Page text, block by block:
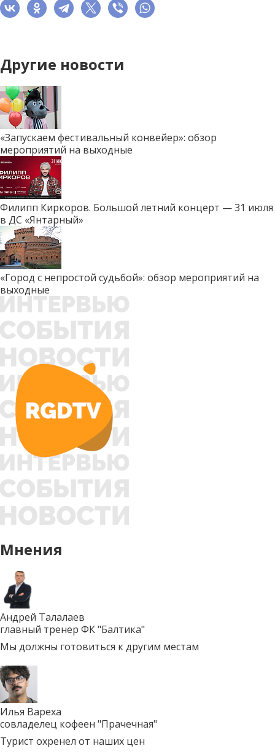
Другие новости
«Запускаем фестивальный конвейер»: обзор
мероприятий на выходные
Филипп Киркоров. Большой летний концерт — 31 июля
в ДС «Янтарный»
«Город с непростой судьбой»: обзор мероприятий на
выходные
Мнения
Андрей Талалаев
главный тренер ФК "Балтика"
Мы должны готовиться к другим местам
Илья Вареха
совладелец кофеен "Прачечная"
Турист охренел от наших цен